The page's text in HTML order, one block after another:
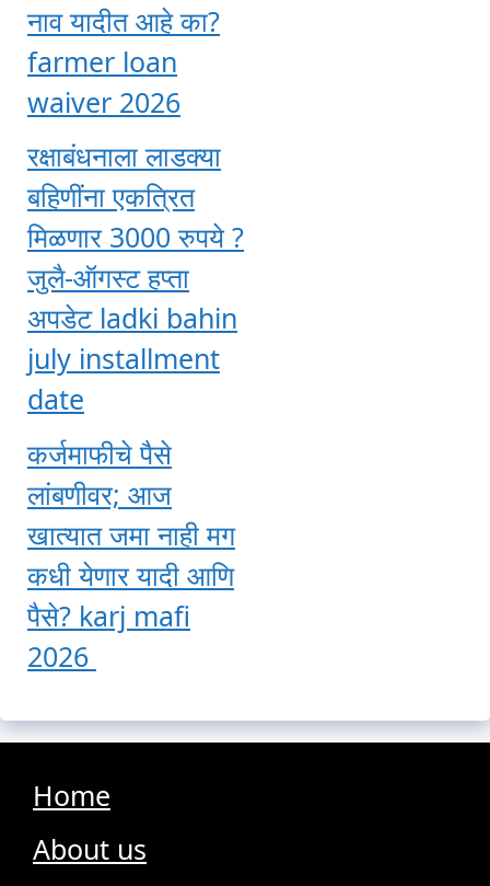
नाव यादीत आहे का?
farmer loan
waiver 2026
रक्षाबंधनाला लाडक्या
बहिणींना एकत्रित
मिळणार 3000 रुपये ?
जुलै-ऑगस्ट हप्ता
अपडेट ladki bahin
july installment
date
कर्जमाफीचे पैसे
लांबणीवर; आज
खात्यात जमा नाही मग
कधी येणार यादी आणि
पैसे? karj mafi
2026
Home
About us